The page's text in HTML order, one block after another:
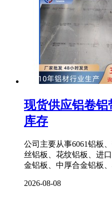
现货供应铝卷铝
库存
公司主要从事6061铝板
丝铝板、花纹铝板、进
金铝板、中厚合金铝板
2026-08-08